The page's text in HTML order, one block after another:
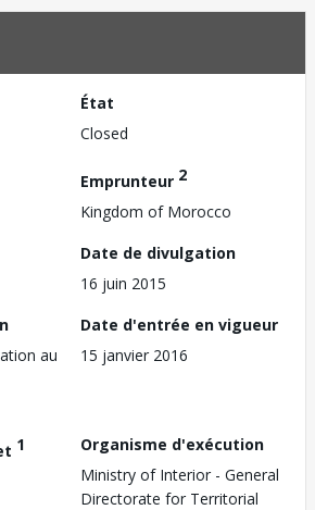
État
Closed
Emprunteur 2
Kingdom of Morocco
Date de divulgation
16 juin 2015
au
Date d'entrée en vigueur
15 janvier 2016
1
Organisme d'exécution
Ministry of Interior - General
Directorate for Territorial